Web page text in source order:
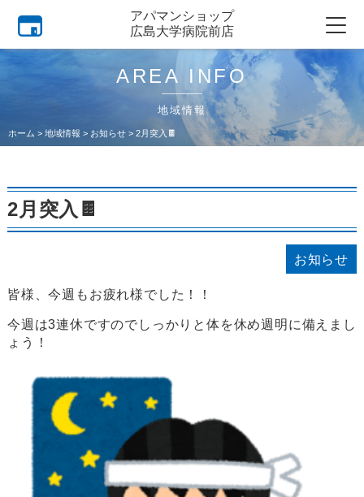
アパマンショップ
広島大学病院前店
AREA INFO
地域情報
ホーム > 地域情報 > お知らせ > 2月突入🍫
2月突入🍫
お知らせ
皆様、今週もお疲れ様でした！！
今週は3連休ですのでしっかりと体を休め週明に備えまし
ょう！